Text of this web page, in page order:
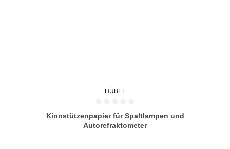
HÜBEL
Durchschnittliche Bewertung von 0 von 5 Sternen
Kinnstützenpapier für Spaltlampen und
Autorefraktometer